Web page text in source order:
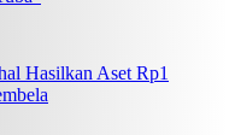
Hasilkan Aset Rp1